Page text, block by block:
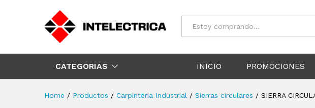
Todos
CATEGORIAS INICIO PROMOCIONES
Home / Productos / Carpinteria Industrial / Sierras circulares / SIERRA